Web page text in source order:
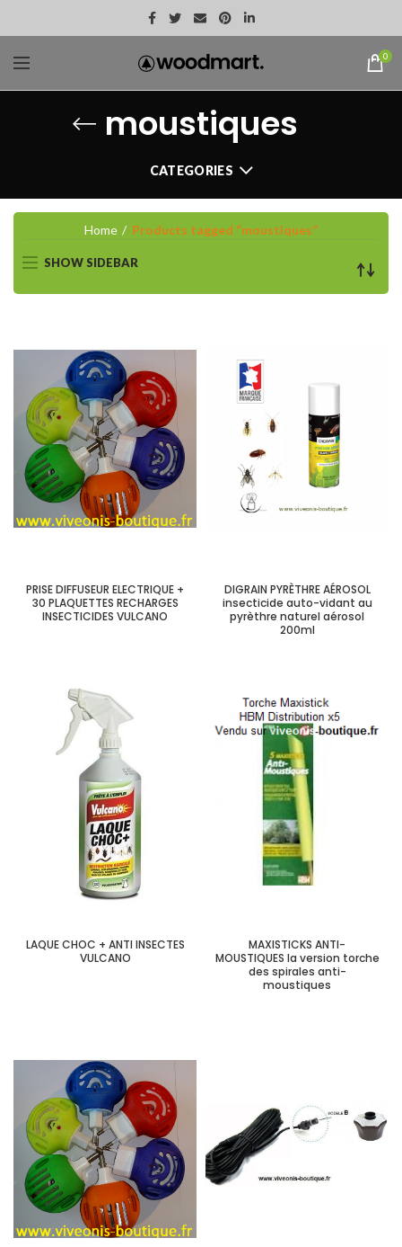
0
moustiques
CATEGORIES
Home Products tagged “moustiques”
SHOW SIDEBAR
PRISE DIFFUSEUR ELECTRIQUE +
30 PLAQUETTES RECHARGES
INSECTICIDES VULCANO
DIGRAIN PYRÈTHRE AÉROSOL
insecticide auto-vidant au
pyrèthre naturel aérosol
200ml
LAQUE CHOC + ANTI INSECTES
VULCANO
MAXISTICKS ANTI-
MOUSTIQUES la version torche
des spirales anti-
moustiques